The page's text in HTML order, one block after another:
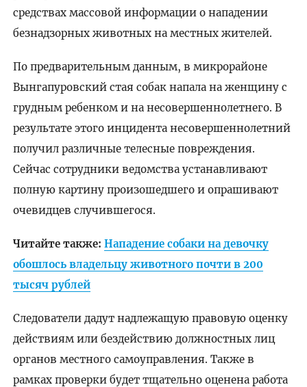
средствах массовой информации о нападении
безнадзорных животных на местных жителей.
По предварительным данным, в микрорайоне
Вынгапуровский стая собак напала на женщину с
грудным ребенком и на несовершеннолетнего. В
результате этого инцидента несовершеннолетний
получил различные телесные повреждения.
Сейчас сотрудники ведомства устанавливают
полную картину произошедшего и опрашивают
очевидцев случившегося.
Читайте также: Нападение собаки на девочку
обошлось владельцу животного почти в 200
тысяч рублей
Следователи дадут надлежащую правовую оценку
действиям или бездействию должностных лиц
органов местного самоуправления. Также в
рамках проверки будет тщательно оценена работа